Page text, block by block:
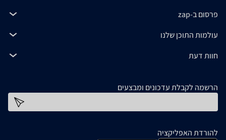
פרסום ב-zap
עולמות התוכן שלנו
חוות דעת
הרשמה לקבלת עדכונים ומבצעים
להורדת האפליקציה